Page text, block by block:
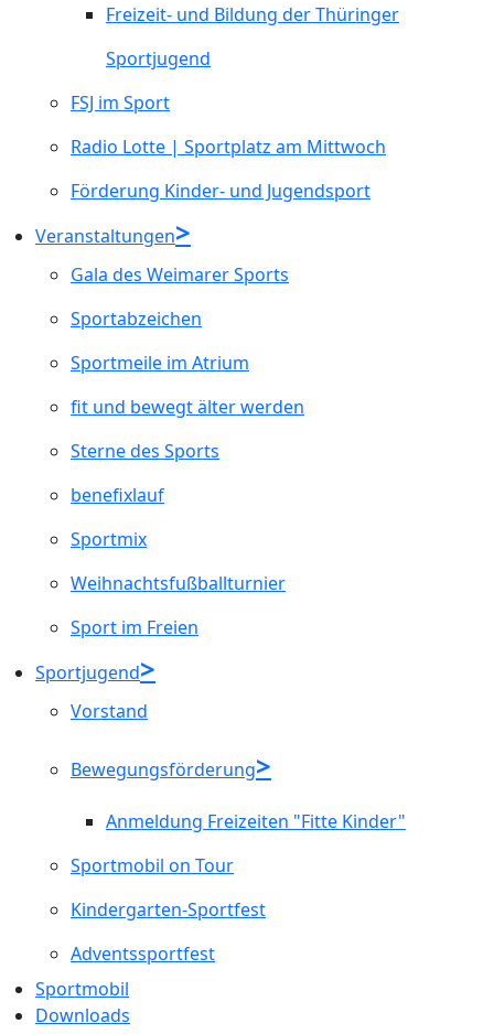
Freizeit- und Bildung der Thüringer
Sportjugend
FSJ im Sport
Radio Lotte | Sportplatz am Mittwoch
Förderung Kinder- und Jugendsport
Veranstaltungen
Gala des Weimarer Sports
Sportabzeichen
Sportmeile im Atrium
fit und bewegt älter werden
Sterne des Sports
benefixlauf
Sportmix
Weihnachtsfußballturnier
Sport im Freien
Sportjugend
Vorstand
Bewegungsförderung
Anmeldung Freizeiten "Fitte Kinder"
Sportmobil on Tour
Kindergarten-Sportfest
Adventssportfest
Sportmobil
Downloads